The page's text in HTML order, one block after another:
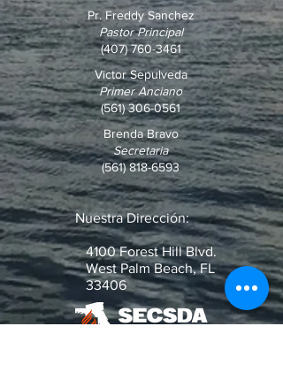
Pr. Freddy Sanchez
Pastor Principal
(407) 760-3461
Victor Sepulveda
Primer Anciano
(561) 306-0561
Brenda Bravo
Secretaria
(561) 818-6593
Nuestra Dirección:
4100 Forest Hill Blvd.
West Palm Beach, FL
33406